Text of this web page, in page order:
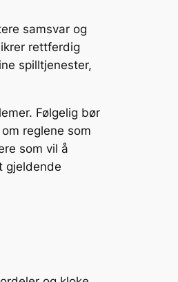
samsvar og
rettferdig
spilltjenester,
Følgelig bør
reglene som
som vil å
gjeldende